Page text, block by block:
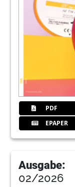
Workflows
Dr.
ZTM Ralf
Dr. Matthias
38Fokus:
Redaktion
43 Weniger
44
für jede
PDF
EPAPER
Ausgabe:
02/2026